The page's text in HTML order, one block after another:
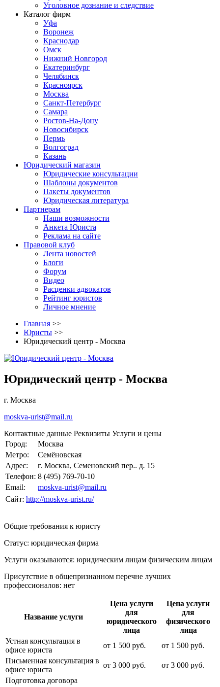
Уголовное дознание и следствие
Каталог фирм
Уфа
Воронеж
Краснодар
Омск
Нижний Новгород
Екатеринбург
Челябинск
Красноярск
Москва
Санкт-Петербург
Самара
Ростов-На-Дону
Новосибирск
Пермь
Волгоград
Казань
Юридический магазин
Юридические консультации
Шаблоны документов
Пакеты документов
Юридическая литература
Партнерам
Наши возможности
Анкета Юриста
Реклама на сайте
Правовой клуб
Лента новостей
Блоги
Форум
Видео
Расценки адвокатов
Рейтинг юристов
Личное мнение
Главная >>
Юристы >>
Юридический центр - Москва
Юридический центр - Москва
г. Москва
moskva-urist@mail.ru
Контактные данные Реквизиты Услуги и цены
Город:
Москва
Метро:
Семёновская
Адрес:
г. Москва, Семеновский пер.. д. 15
Телефон: 8 (495) 769-70-10
Email:
moskva-urist@mail.ru
Сайт: http://moskva-urist.ru/
Общие требования к юристу
Статус: юридическая фирма
Услуги оказываются: юридическим лицам физическим лицам
Присутствие в общепризнанном перечне лучших
профессионалов: нет
Название услуги
Цена услуги
для
юридического
лица
Цена услуги
для
физического
лица
Устная консультация в
офисе юриста
от 1 500 руб. от 1 500 руб.
Письменная консультация в
офисе юриста
от 3 000 руб. от 3 000 руб.
Подготовка договора